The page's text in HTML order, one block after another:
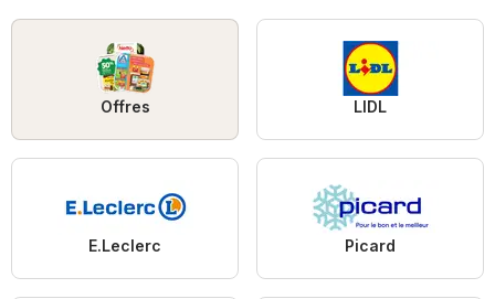
Offres LIDL
E.Leclerc Picard